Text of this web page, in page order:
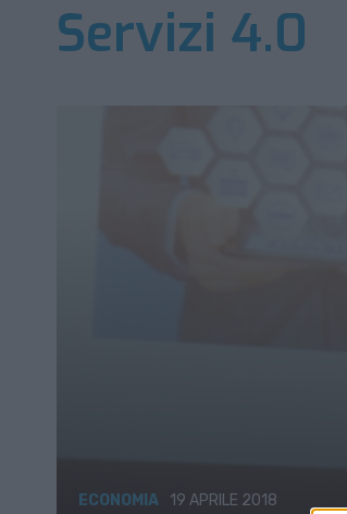
Servizi 4.0
ECONOMIA 19 APRILE 2018